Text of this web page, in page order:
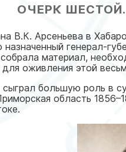
ОЧЕРК
В.К. Арсеньева в
генерал-
материал,
оживления этой
большую роль в
область